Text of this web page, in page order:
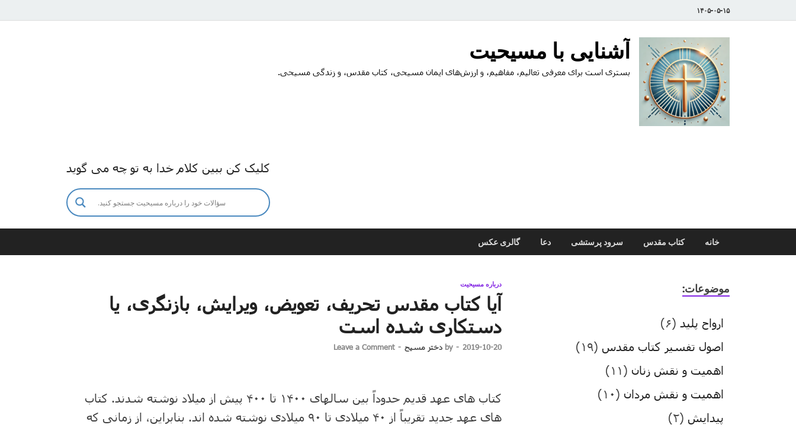
۱۴۰۵-۰۵-۱۵
آشنایی با مسیحیت
بستری است برای معرفی تعالیم، مفاهیم، و ارزش‌های ایمان مسیحی، کتاب مقدس، و زندگی مسیحی.
کلیک کن ببین کلام خدا به تو چه می گوید
خانه کتاب مقدس سرود پرستشی دعا گالری عکس
درباره مسیحیت
آیا کتاب مقدس تحریف، تعویض، ویرایش، بازنگری، یا
دستکاری شده است
2019-10-20
-
by دختر مسیح -
Leave a Comment
کتاب های عهد قدیم حدوداً بین سالهای ۱۴۰۰ تا ۴۰۰ پیش از میلاد نوشته شدند. کتاب
های عهد جدید تقریباً از ۴۰ میلادی تا ۹۰ میلادی نوشته شده اند. بنابراین، از زمانی که
موضوعات:
ارواح پلید (۶)
اصول تفسیر کتاب مقدس (۱۹)
اهمیت و نقش زنان (۱۱)
اهمیت و نقش مردان (۱۰)
پیدایش (۲)